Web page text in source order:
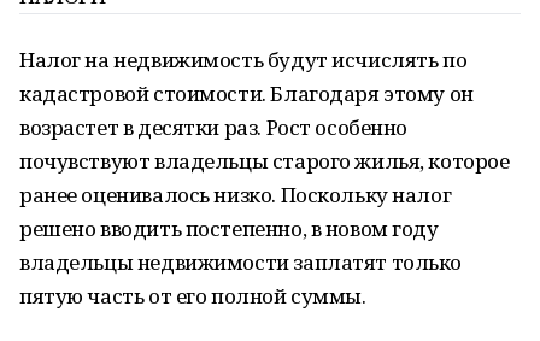
Налог на недвижимость будут исчислять по
кадастровой стоимости. Благодаря этому он
возрастет в десятки раз. Рост особенно
почувствуют владельцы старого жилья, которое
ранее оценивалось низко. Поскольку налог
решено вводить постепенно, в новом году
владельцы недвижимости заплатят только
пятую часть от его полной суммы.